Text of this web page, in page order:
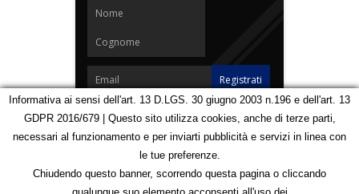
Homepage Notizie Speciali Eventi
Foto Carnevale
Mappa
Informativa ai sensi dell'art. 13 D.LGS. 30 giugno 2003 n.196 e dell'art. 13
GDPR 2016/679 | Questo sito utilizza cookies, anche di terze parti,
necessari al funzionamento e per inviarti pubblicità e servizi in linea con
le tue preferenze.
Chiudendo questo banner, scorrendo questa pagina o cliccando